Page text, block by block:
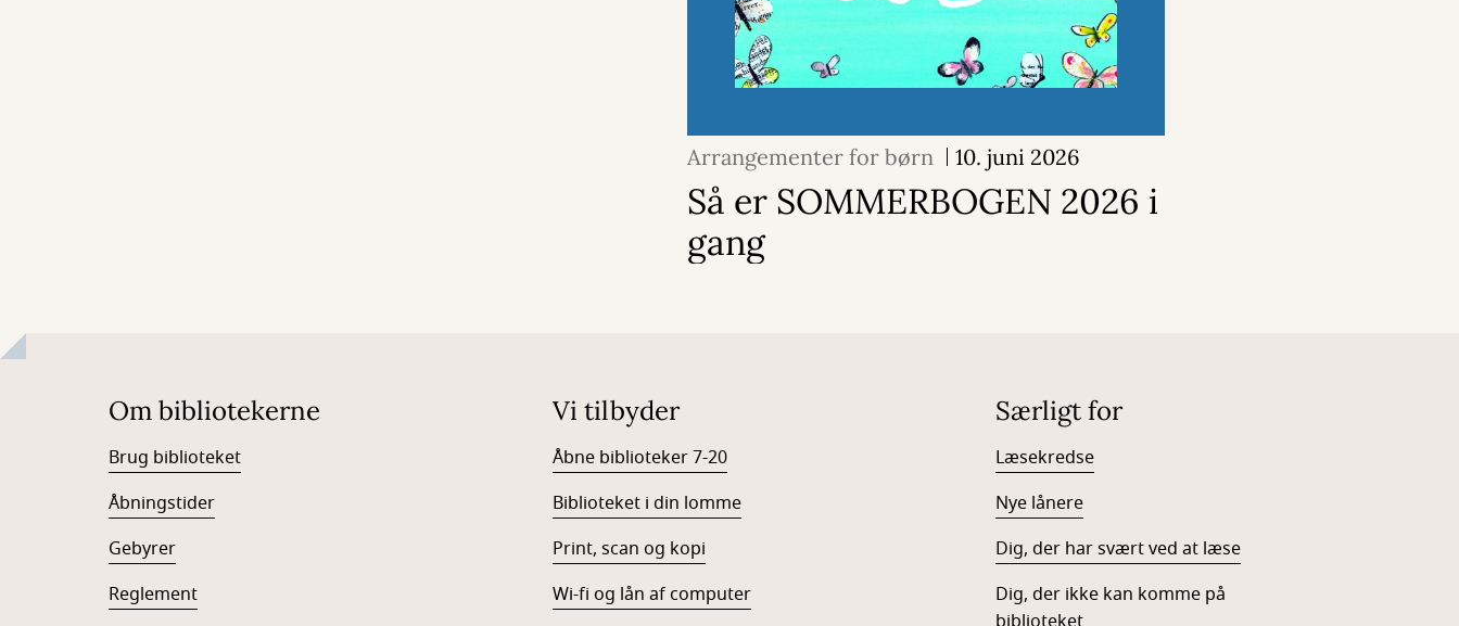
Arrangementer for børn 10. juni 2026
Så er SOMMERBOGEN 2026 i
gang
Om bibliotekerne
Brug biblioteket
Åbningstider
Gebyrer
Reglement
Vi tilbyder
Åbne biblioteker 7-20
Biblioteket i din lomme
Print, scan og kopi
Wi-fi og lån af computer
Særligt for
Læsekredse
Nye lånere
Dig, der har svært ved at læse
Dig, der ikke kan komme på